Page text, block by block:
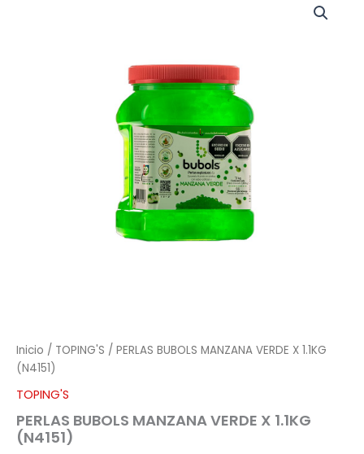
Inicio / TOPING'S / PERLAS BUBOLS MANZANA VERDE X 1.1KG
(N4151)
TOPING'S
PERLAS BUBOLS MANZANA VERDE X 1.1KG
(N4151)